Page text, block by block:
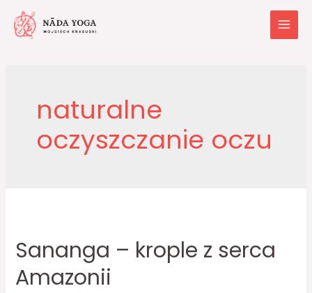
naturalne
oczyszczanie oczu
Sananga – krople z serca
Amazonii